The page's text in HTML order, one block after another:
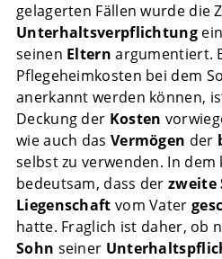
gelagerten Fällen wurde die
Unterhaltsverpflichtung
seinen Eltern argumentiert.
Pflegeheimkosten bei dem
anerkannt werden können,
Deckung der Kosten
wie auch das Vermögen der
selbst zu verwenden. In
bedeutsam, dass derzweite
Liegenschaft vom Vater
hatte. Fraglich ist daher, ob
Sohn seiner